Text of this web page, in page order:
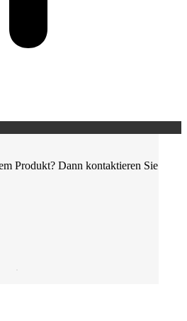
Produkt? Dann kontaktieren Sie